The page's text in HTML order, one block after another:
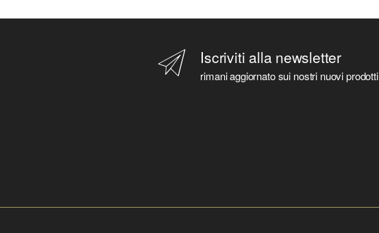
Iscriviti alla newsletter
rimani aggiornato sui nostri nuovi prodotti